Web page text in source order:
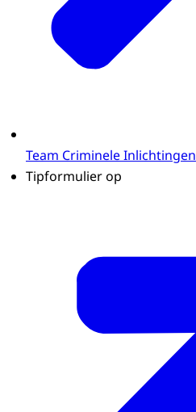
Team Criminele Inlichtingen
Tipformulier op